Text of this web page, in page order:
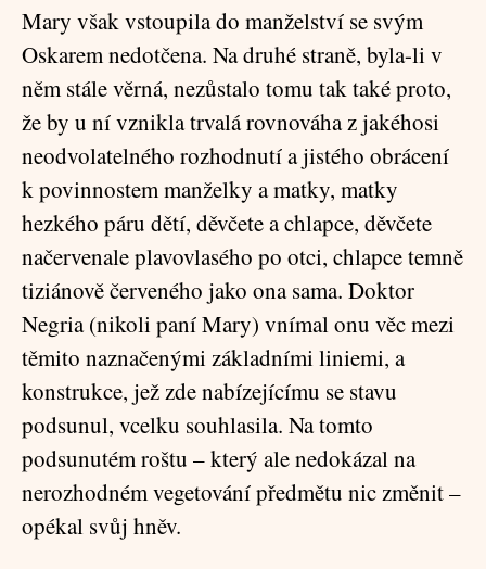
Mary však vstoupila do manželství se svým
Oskarem nedotčena. Na druhé straně, byla-li v
něm stále věrná, nezůstalo tomu tak také proto,
že by u ní vznikla trvalá rovnováha z jakéhosi
neodvolatelného rozhodnutí a jistého obrácení
k povinnostem manželky a matky, matky
hezkého páru dětí, děvčete a chlapce, děvčete
načervenale plavovlasého po otci, chlapce temně
tiziánově červeného jako ona sama. Doktor
Negria (nikoli paní Mary) vnímal onu věc mezi
těmito naznačenými základními liniemi, a
konstrukce, jež zde nabízejícímu se stavu
podsunul, vcelku souhlasila. Na tomto
podsunutém roštu – který ale nedokázal na
nerozhodném vegetování předmětu nic změnit –
opékal svůj hněv.